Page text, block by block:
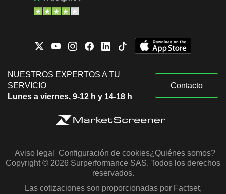
NUESTROS EXPERTOS A TU
SERVICIO
Lunes a viernes, 9-12 h y 14-18 h
Contacto
Aviso legal Configuración de cookies¿Quiénes somos?
Copyright © 2026 Surperformance SAS. Todos los derechos
reservados.
Las cotizaciones son proporcionadas por Factset,